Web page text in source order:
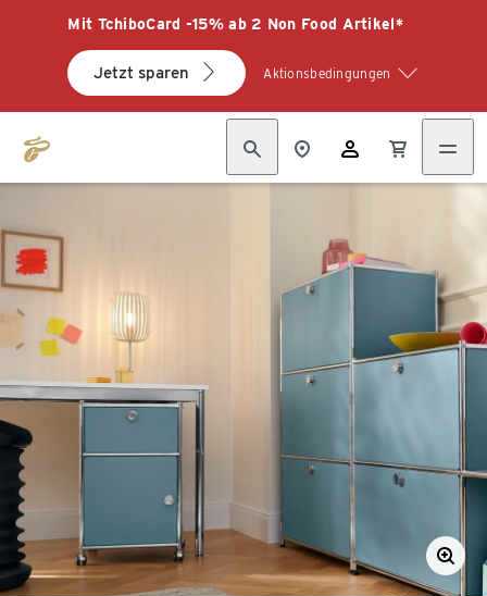
Mit TchiboCard -15% ab 2 Non Food Artikel*
Jetzt sparen Aktionsbedingungen